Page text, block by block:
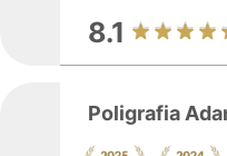
8.1
Poligrafia